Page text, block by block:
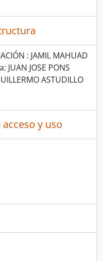
: JAMIL MAHUAD
JUAN JOSE PONS
ASTUDILLO
y uso